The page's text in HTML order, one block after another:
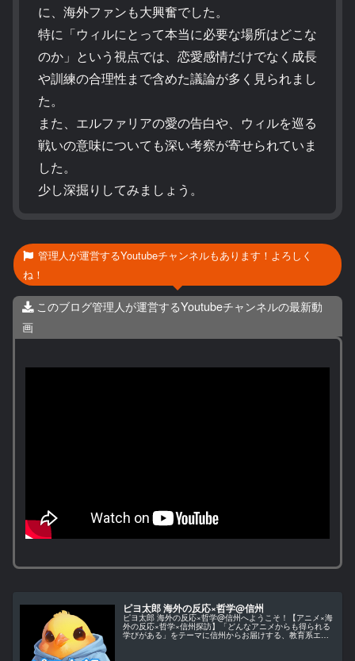
に、海外ファンも大興奮でした。
特に「ウィルにとって本当に必要な場所はどこな
のか」という視点では、恋愛感情だけでなく成長
や訓練の合理性まで含めた議論が多く見られまし
た。
また、エルファリアの愛の告白や、ウィルを巡る
戦いの意味についても深い考察が寄せられていま
した。
少し深掘りしてみましょう。
管理人が運営するYoutubeチャンネルもあります！よろしく
ね！
このブログ管理人が運営するYoutubeチャンネルの最新動
画
ピヨ太郎 海外の反応×哲学@信州
ピヨ太郎 海外の反応×哲学@信州へようこそ！【アニメ×海
外の反応×哲学×信州探訪】「どんなアニメからも得られる
学びがある」をテーマに信州からお届けする、教育系エン
ターテインメント・チャンネルです。当チャンネルでは、